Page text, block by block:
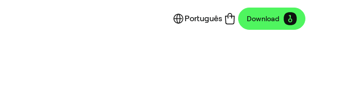
Português Download